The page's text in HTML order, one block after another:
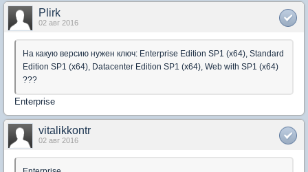
Plirk
02 авг 2016
На какую версию нужен ключ: Enterprise Edition SP1 (x64), Standard
Edition SP1 (x64), Datacenter Edition SP1 (x64), Web with SP1 (x64)
???
Enterprise
vitalikkontr
02 авг 2016